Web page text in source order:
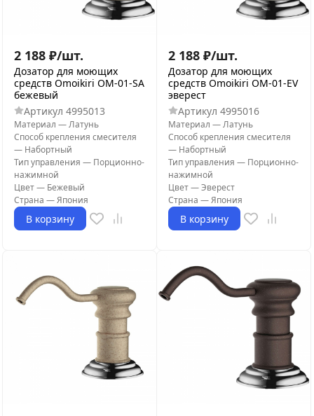
2 188 ₽/шт.
Дозатор для моющих
средств Omoikiri OM-01-SA
бежевый
Артикул 4995013
Материал —Латунь
Способ крепления смесителя
— Набортный
Тип управления — Порционно-
нажимной
Цвет— Бежевый
Страна —Япония
В корзину
2 188 ₽/шт.
Дозатор для моющих
средств Omoikiri OM-01-EV
эверест
Артикул 4995016
Материал —Латунь
Способ крепления смесителя
— Набортный
Тип управления — Порционно-
нажимной
Цвет—Эверест
Страна —Япония
В корзину